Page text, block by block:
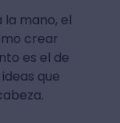
la mano, el
crear
es el de
que